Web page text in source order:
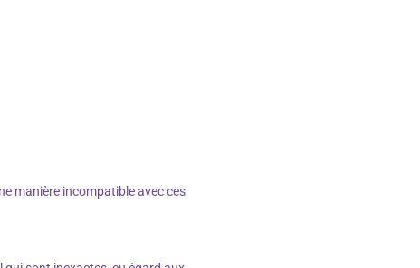
manière incompatible avec ces